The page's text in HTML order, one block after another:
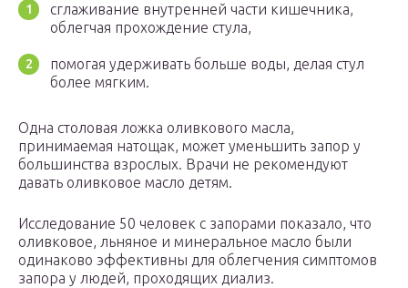
сглаживание внутренней части кишечника,
облегчая прохождение стула,
помогая удерживать больше воды, делая стул
более мягким.
Одна столовая ложка оливкового масла,
принимаемая натощак, может уменьшить запор у
большинства взрослых. Врачи не рекомендуют
давать оливковое масло детям.
Исследование 50 человек с запорами показало, что
оливковое, льняное и минеральное масло были
одинаково эффективны для облегчения симптомов
запора у людей, проходящих диализ.